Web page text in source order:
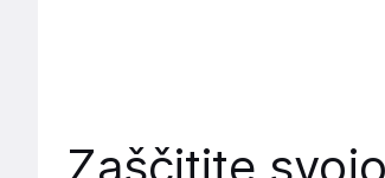
Zaščitite